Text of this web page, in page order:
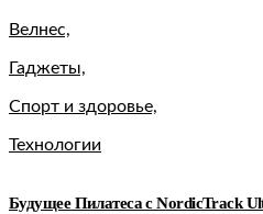
Велнес,
Гаджеты,
Спорт и здоровье,
Технологии
Будущее Пилатеса с NordicTrack